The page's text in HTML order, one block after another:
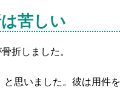
苦しい
折しました。
思いました。彼は用